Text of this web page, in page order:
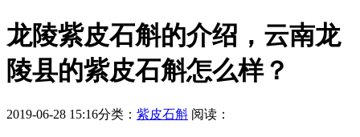
龙陵紫皮石斛的介绍，云南龙
陵县的紫皮石斛怎么样？
2019-06-28 15:16分类： 紫皮石斛 阅读：